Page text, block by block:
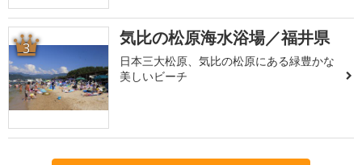
3 気比の松原海水浴場／福井県
日本三大松原、気比の松原にある緑豊かな
美しいビーチ